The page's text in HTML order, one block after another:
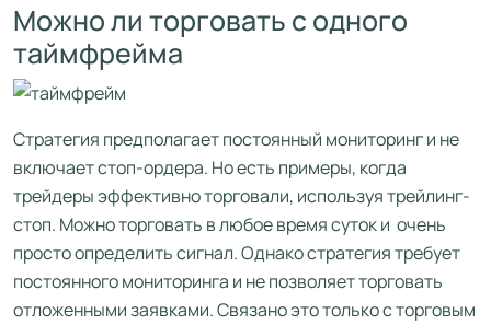
Можно ли торговать с одного
таймфрейма
Стратегия предполагает постоянный мониторинг и не
включает стоп-ордера. Но есть примеры, когда
трейдеры эффективно торговали, используя трейлинг-
стоп. Можно торговать в любое время суток и очень
просто определить сигнал. Однако стратегия требует
постоянного мониторинга и не позволяет торговать
отложенными заявками. Связано это только с торговым